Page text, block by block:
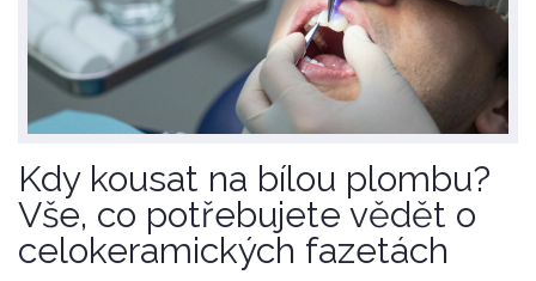
Kdy kousat na bílou plombu?
Vše, co potřebujete vědět o
celokeramických fazetách